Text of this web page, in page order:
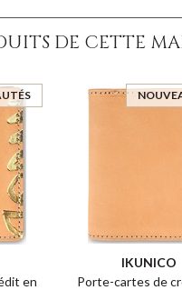
DE CETTE
en
IKUNICO
Porte-cartes de